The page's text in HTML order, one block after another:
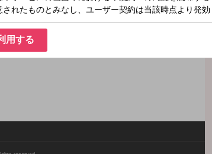
担当し、火曜～金曜は、CBCのスポーツアナウンサーの
ジオトークをお楽しみ下さい。
用する